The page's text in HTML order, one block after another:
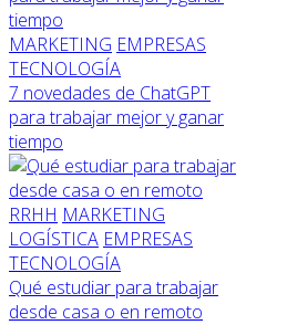
MARKETING EMPRESAS
TECNOLOGÍA
7 novedades de ChatGPT
para trabajar mejor y ganar
tiempo
RRHH MARKETING
LOGÍSTICA EMPRESAS
TECNOLOGÍA
Qué estudiar para trabajar
desde casa o en remoto